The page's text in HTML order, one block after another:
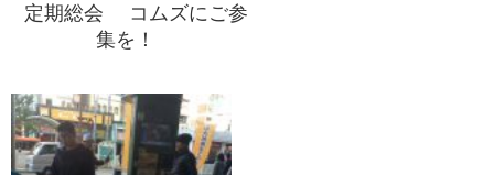
定期総会 コムズにご参
集を！